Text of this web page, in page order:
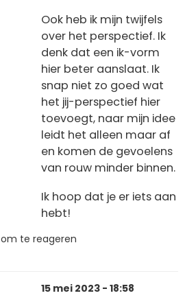
Ook heb ik mijn twijfels
over het perspectief. Ik
denk dat een ik-vorm
hier beter aanslaat. Ik
snap niet zo goed wat
het jij-perspectief hier
toevoegt, naar mijn idee
leidt het alleen maar af
en komen de gevoelens
van rouw minder binnen.
Ik hoop dat je er iets aan
hebt!
om te reageren
15 mei 2023 - 18:58